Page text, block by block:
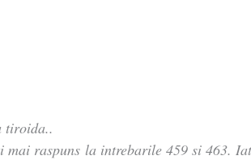
tiroida..
raspuns la intrebarile 459 si 463.